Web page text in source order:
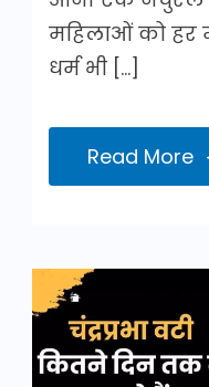
महिलाओं को हर
धर्म भी […]
Read More
चंद्रप्रभा
वटी
कितने